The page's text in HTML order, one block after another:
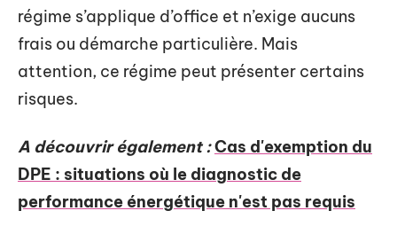
régime s’applique d’office et n’exige aucuns
frais ou démarche particulière. Mais
attention, ce régime peut présenter certains
risques.
A découvrir également :Cas d'exemption du
DPE : situations où le diagnostic de
performance énergétique n'est pas requis